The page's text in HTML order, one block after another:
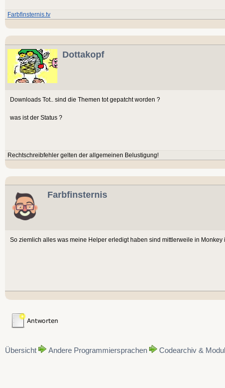
Farbfinsternis.tv
Dottakopf
Downloads Tot.. sind die Themen tot gepatcht worden ?
was ist der Status ?
Rechtschreibfehler gelten der allgemeinen Belustigung!
Farbfinsternis
So ziemlich alles was meine Helper erledigt haben sind mittlerweile in
Übersicht Andere Programmiersprachen Codearchiv &